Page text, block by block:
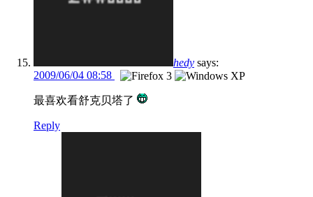
hedy says:
2009/06/04 08:58
最喜欢看舒克贝塔了
Reply